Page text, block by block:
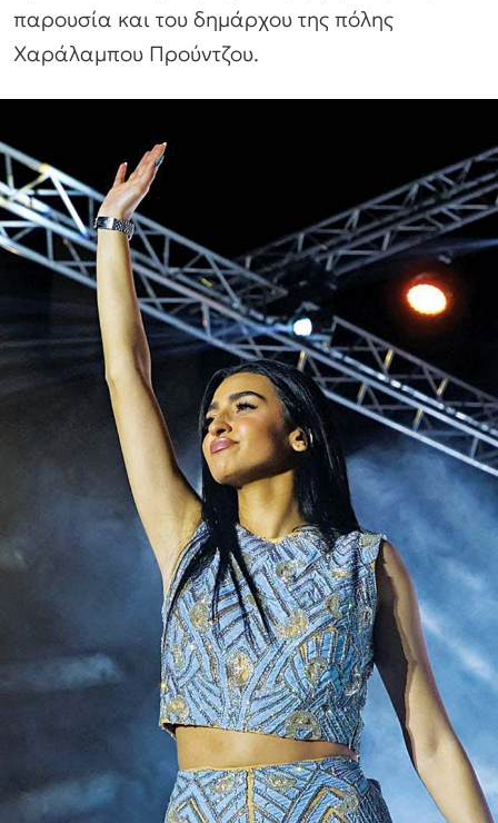
παρουσία και του δημάρχου της πόλης
Χαράλαμπου Προύντζου.